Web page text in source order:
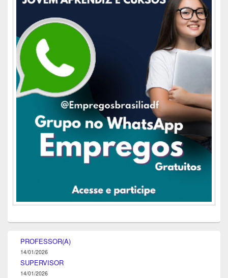
PROFESSOR(A)
14/01/2026
SUPERVISOR
14/01/2026